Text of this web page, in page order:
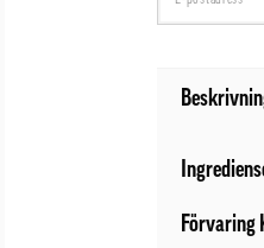
Förvaring